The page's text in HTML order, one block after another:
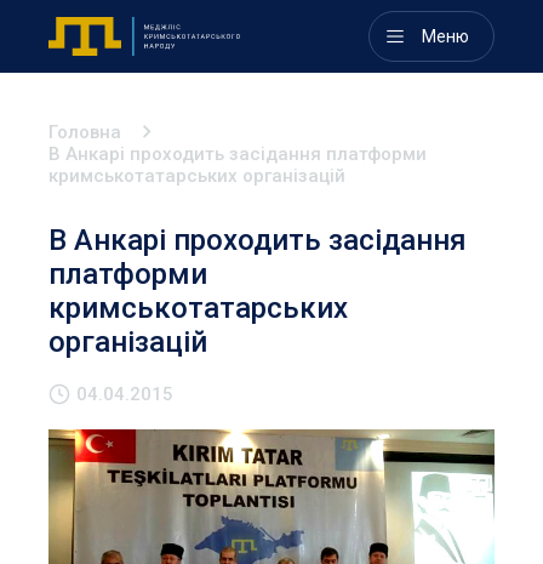
Меню
Головна
В Анкарі проходить засідання платформи
кримськотатарських організацій
В Анкарі проходить засідання
платформи
кримськотатарських
організацій
04.04.2015